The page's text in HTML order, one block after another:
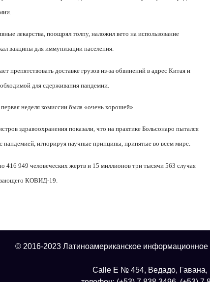
лекарства, поощрял толпу, наложил вето на использование
вакцины для иммунизации населения.
препятствовать доставке грузов из-за обвинений в адрес Китая и
для сдерживания пандемии.
неделя комиссии была «очень хорошей».
здравоохранения показали, что на практике Больсонаро пытался
пандемией, игнорируя научные принципы, принятые во всем мире.
416 949 человеческих жертв и 15 миллионов три тысячи 563 случая
КОВИД-19.
© 2016-2023 Латиноамериканское информационное
Calle E № 454, Ведадо, Гавана,